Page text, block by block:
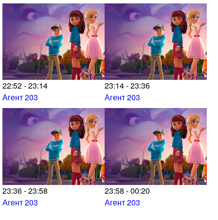
22:52 - 23:14
Агент 203
23:14 - 23:36
Агент 203
23:36 - 23:58
Агент 203
23:58 - 00:20
Агент 203